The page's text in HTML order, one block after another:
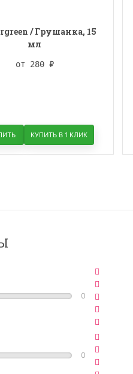
/ Грушанка, 15
мл
от 280 ₽
КУПИТЬ В 1 КЛИК
0
0